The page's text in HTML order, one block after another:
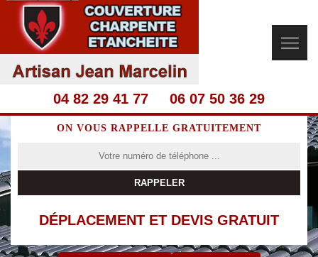
04 82 29 41 77 06 07 50 36 29
ON VOUS RAPPELLE GRATUITEMENT
DÉPLACEMENT ET DEVIS GRATUIT